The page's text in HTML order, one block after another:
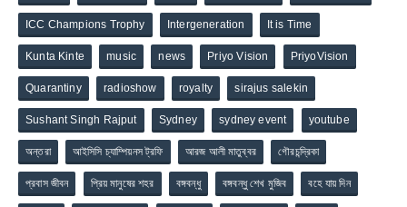
ICC Champions Trophy Intergeneration It is Time
Kunta Kinte music news Priyo Vision PriyoVision
Quarantiny radioshow royalty sirajus salekin
Sushant Singh Rajput Sydney sydney event youtube
অন্তরা আইসিসি চ্যাম্পিয়নস ট্রফি আরজ আলী মাতুব্বর গৌরচন্দ্রিকা
প্রবাস জীবন প্রিয় মানুষের শহর বঙ্গবন্ধু বঙ্গবন্ধু শেখ মুজিব বহে যায় দিন